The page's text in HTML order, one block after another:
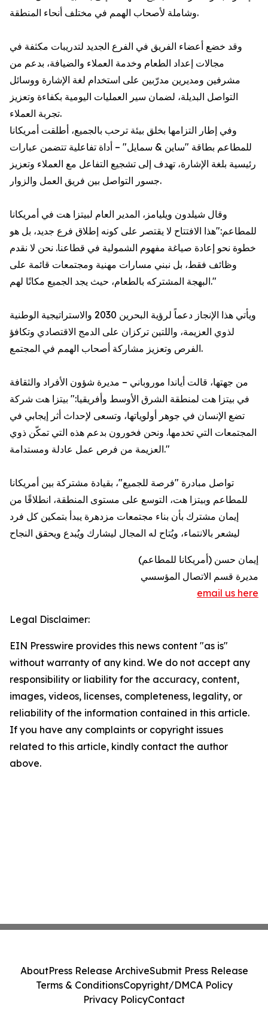
وشاملة لأصحاب الهمم في مختلف أنحاء المنطقة.
وقد خضع أعضاء الفريق في الفرع الجديد لتدريبات مكثفة في
مجالات إعداد الطعام وخدمة العملاء والضيافة، بدعم من
مشرفين ومديرين مدرّبين على استخدام لغة الإشارة ووسائل
التواصل البديلة، لضمان سير العمليات اليومية بكفاءة وتعزيز
تجربة العملاء.
وفي إطار التزامها بخلق بيئة ترحب بالجميع، أطلقت أمريكانا
للمطاعم بطاقة "ساين & سمايل" – أداة تفاعلية تتضمن عبارات
رئيسية بلغة الإشارة، تهدف إلى تشجيع التفاعل مع العملاء وتعزيز
جسور التواصل بين فريق العمل والزوار.
وقال شيلدون ويليامز، المدير العام لبيتزا هت في أمريكانا
للمطاعم:"هذا الافتتاح لا يقتصر على كونه إطلاق فرع جديد، بل هو
خطوة نحو إعادة صياغة مفهوم الشمولية في قطاعنا. نحن لا نقدم
وظائف فقط، بل نبني مسارات مهنية ومجتمعات قائمة على
البهجة المشتركه بالطعام، حيث يجد الجميع مكانًا لهم."
ويأتي هذا الإنجاز دعماً لرؤية البحرين 2030 والاستراتيجية الوطنية
لذوي العزيمة، واللتين تركزان على الدمج الاقتصادي وتكافؤ
الفرص وتعزيز مشاركة أصحاب الهمم في المجتمع.
من جهتها، قالت أياندا موروباني – مديرة شؤون الأفراد والثقافة
في بيتزا هت لمنطقة الشرق الأوسط وأفريقيا:" بيتزا هت شركة
تضع الإنسان في جوهر أولوياتها، وتسعى لإحداث أثر إيجابي في
المجتمعات التي تخدمها. ونحن فخورون بدعم هذه التي تمكّن ذوي
العزيمة من فرص عمل عادلة ومستدامة."
تواصل مبادرة "فرصة للجميع"، بقيادة مشتركة بين أمريكانا
للمطاعم وبيتزا هت، التوسع على مستوى المنطقة، انطلاقًا من
إيمان مشترك بأن بناء مجتمعات مزدهرة يبدأ بتمكين كل فرد
ليشعر بالانتماء، ويُتاح له المجال ليشارك ويُبدع ويحقق النجاح
إيمان حسن (أمريكانا للمطاعم)
مديرة قسم الاتصال المؤسسي
email us here
Legal Disclaimer:
EIN Presswire provides this news content "as is"
without warranty of any kind. We do not accept any
responsibility or liability for the accuracy, content,
images, videos, licenses, completeness, legality, or
reliability of the information contained in this article.
If you have any complaints or copyright issues
related to this article, kindly contact the author
above.
AboutPress Release ArchiveSubmit Press Release
Terms & ConditionsCopyright/DMCA Policy
Privacy PolicyContact